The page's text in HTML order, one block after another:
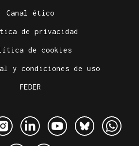
Canal ético
de privacidad
de cookies
y condiciones de uso
FEDER